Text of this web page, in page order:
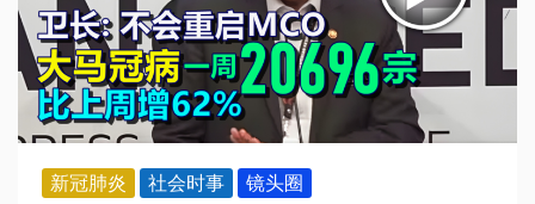
新冠肺炎 社会时事 镜头圈